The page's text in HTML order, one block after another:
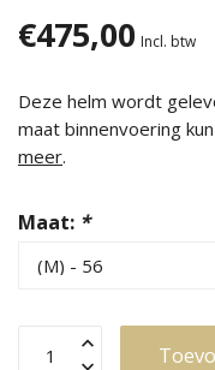
€475,00 Incl. btw
Deze helm wordt
maat binnenvoering
meer.
Maat: *